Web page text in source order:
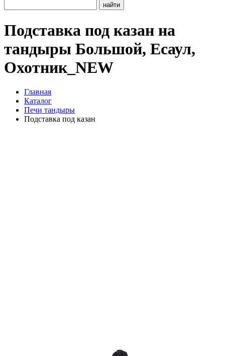
найти
Подставка под казан на
тандыры Большой, Есаул,
Охотник_NEW
Главная
Каталог
Печи тандыры
Подставка под казан